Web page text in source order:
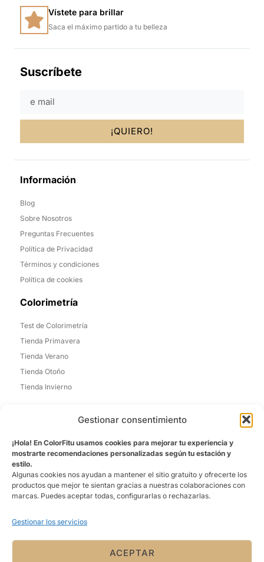
Gestionar consentimiento
¡Hola! En ColorFitu usamos cookies para mejorar tu experiencia y
mostrarte recomendaciones personalizadas según tu estación y
estilo.
Algunas cookies nos ayudan a mantener el sitio gratuito y ofrecerte los
productos que mejor te sientan gracias a nuestras colaboraciones con
marcas. Puedes aceptar todas, configurarlas o rechazarlas.
Gestionar los servicios
ACEPTAR
Vístete para brillar
Saca el máximo partido a tu belleza
Suscríbete
¡QUIERO!
Información
Blog
Sobre Nosotros
Preguntas Frecuentes
Política de Privacidad
Términos y condiciones
Política de cookies
Colorimetría
Test de Colorimetría
Tienda Primavera
Tienda Verano
Tienda Otoño
Tienda Invierno
Email: laura@colorfitu.com
Sobre Nosotros
La tienda que mejor te conoce. Ofreciéndo una experiencia